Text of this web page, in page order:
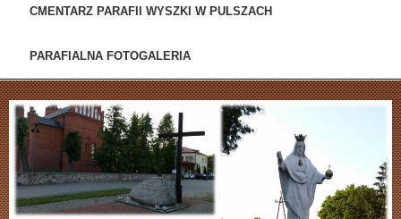
CMENTARZ PARAFII WYSZKI W PULSZACH
PARAFIALNA FOTOGALERIA